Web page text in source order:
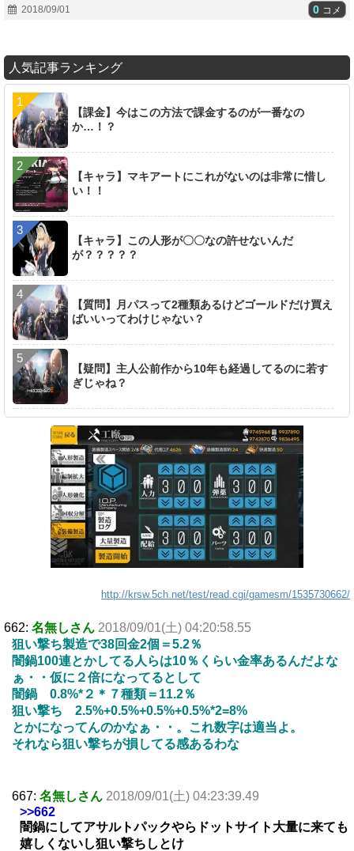
2018/09/01 0 コメ
人気記事ランキング
【課金】今はこの方法で課金するのが一番なの
か…！？
【キャラ】マキアートにこれがないのは非常に惜し
い！！
【キャラ】この人形が〇〇なの許せないんだ
が？？？？？
【質問】月パスって2種類あるけどゴールドだけ買え
ばいいってわけじゃない？
【疑問】主人公前作から10年も経過してるのに若す
ぎじゃね？
http://krsw.5ch.net/test/read.cgi/gamesm/1535730662/
662: 名無しさん 2018/09/01(土) 04:20:58.55
狙い撃ち製造で38回金2個＝5.2％
闇鍋100連とかしてる人らは10％くらい金率あるんだよな
ぁ・・仮に２倍になってるとして
闇鍋 0.8%*２＊７種類＝11.2％
狙い撃ち 2.5%+0.5%+0.5%+0.5%*2=8%
とかになってんのかなぁ・・。これ数字は適当よ。
それなら狙い撃ちが損してる感あるわな
667: 名無しさん 2018/09/01(土) 04:23:39.49
>>662
闇鍋にしてアサルトパックやらドットサイト大量に来ても
嬉しくないし狙い撃ちしとけ